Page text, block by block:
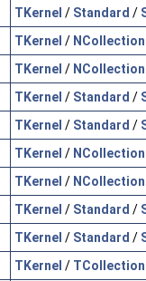
TKernel / Standard /
TKernel / NCollection
TKernel / NCollection
TKernel / Standard /
TKernel / Standard /
TKernel / NCollection
TKernel / NCollection
TKernel / Standard /
TKernel / Standard /
TKernel / TCollection